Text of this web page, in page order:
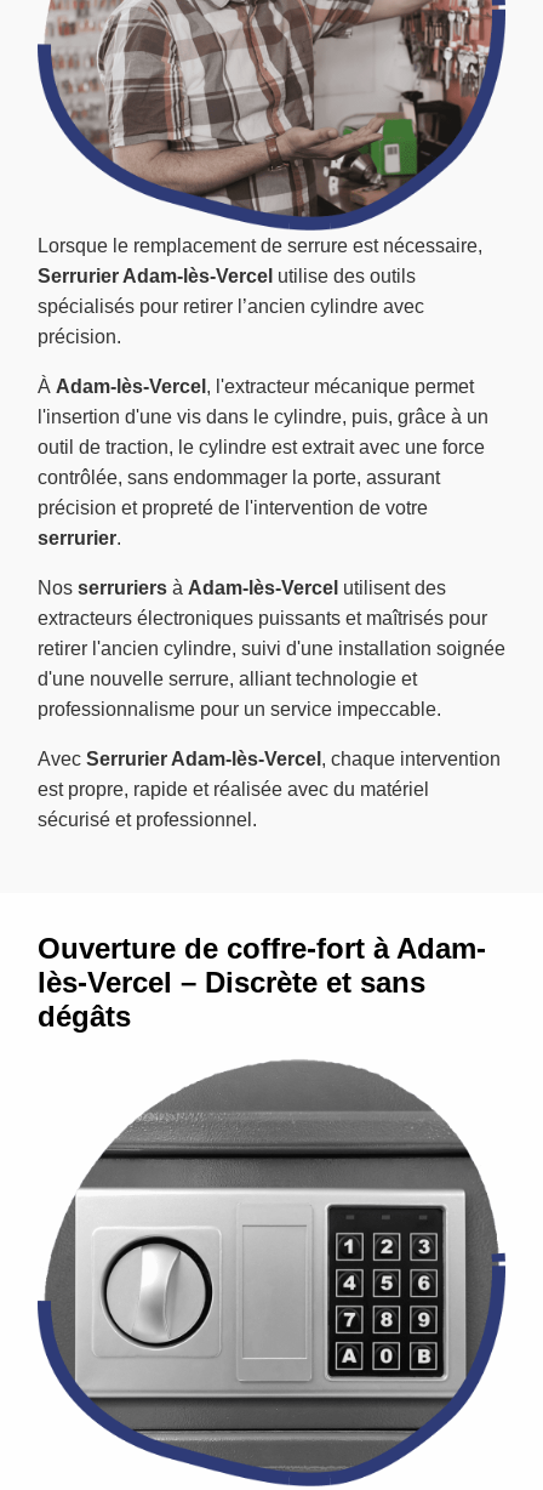
Lorsque le remplacement de serrure est nécessaire,
Serrurier Adam-lès-Vercel utilise des outils
spécialisés pour retirer l’ancien cylindre avec
précision.
À Adam-lès-Vercel , l'extracteur mécanique permet
l'insertion d'une vis dans le cylindre, puis, grâce à un
outil de traction, le cylindre est extrait avec une force
contrôlée, sans endommager la porte, assurant
précision et propreté de l'intervention de votre
serrurier.
Nos serruriers à Adam-lès-Vercel utilisent des
extracteurs électroniques puissants et maîtrisés pour
retirer l'ancien cylindre, suivi d'une installation soignée
d'une nouvelle serrure, alliant technologie et
professionnalisme pour un service impeccable.
Avec Serrurier Adam-lès-Vercel , chaque intervention
est propre, rapide et réalisée avec du matériel
sécurisé et professionnel.
Ouverture de coffre-fort à Adam-
lès-Vercel – Discrète et sans
dégâts